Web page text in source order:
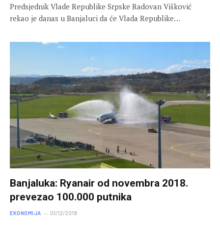
Predsjednik Vlade Republike Srpske Radovan Višković
rekao je danas u Banjaluci da će Vlada Republike…
Banjaluka: Ryanair od novembra 2018.
prevezao 100.000 putnika
EKONOMIJA 01/12/2019